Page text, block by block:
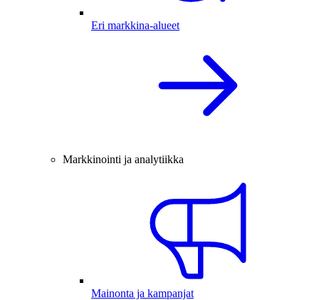
Eri markkina-alueet
Markkinointi ja analytiikka
Mainonta ja kampanjat